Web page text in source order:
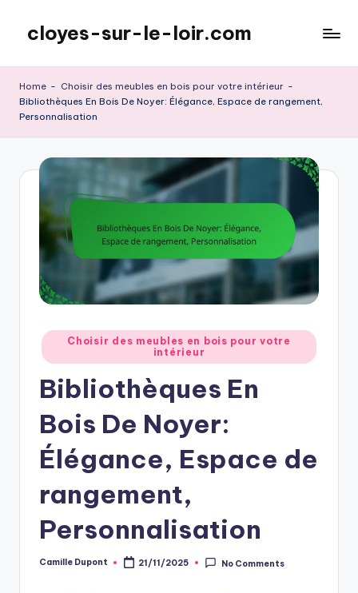
content
cloyes-sur-le-loir.com
Home - Choisir des meubles en bois pour votre intérieur -
Bibliothèques En Bois De Noyer: Élégance, Espace de rangement,
Personnalisation
Posted
in
Choisir des meubles en bois pour votre
intérieur
Bibliothèques En
Bois De Noyer:
Élégance, Espace de
rangement,
Personnalisation
Posted
Camille Dupont 21/11/2025 No Comments